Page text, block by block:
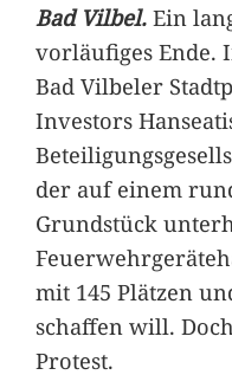
Bad Vilbel. Ein
vorläufiges Ende.
Bad Vilbeler
Investors
der auf einem
Grundstück
mit 145 Plätzen
schaffen will.
Protest.